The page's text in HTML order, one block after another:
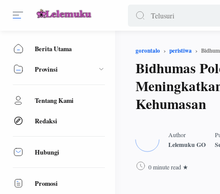
gorontalo peristiwa
Bidhumas
Kehumasan
0 minute read
Berita Utama
Provinsi
Tentang Kami
Redaksi
Hubungi
Promosi